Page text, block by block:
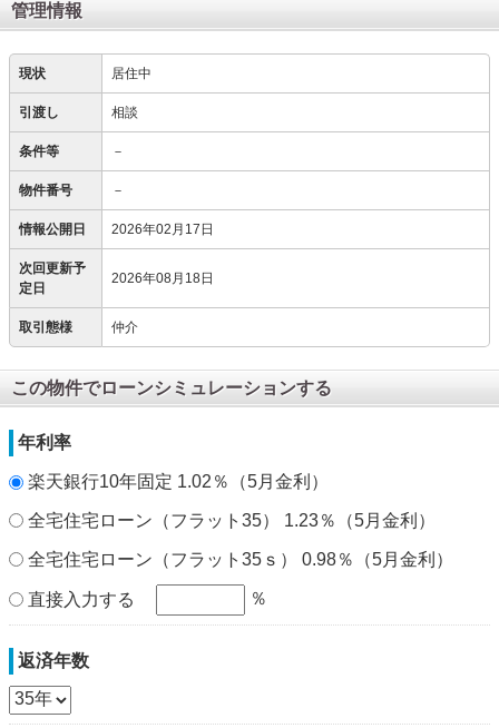
管理情報
現状 居住中
引渡し 相談
条件等 －
物件番号 －
情報公開日 2026年02月17日
次回更新予
定日
2026年08月18日
取引態様 仲介
この物件でローンシミュレーションする
年利率
楽天銀行10年固定 1.02％（5月金利）
全宅住宅ローン（フラット35） 1.23％（5月金利）
全宅住宅ローン（フラット35ｓ） 0.98％（5月金利）
直接入力する ％
返済年数